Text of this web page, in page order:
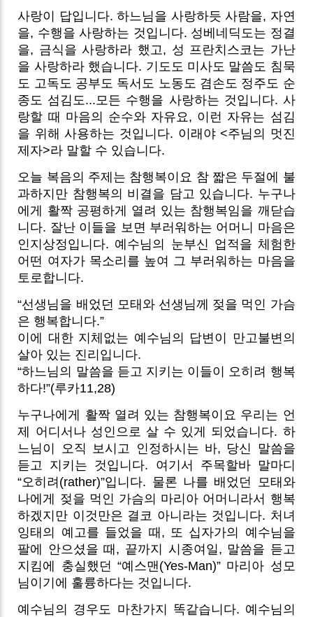
사랑이 답입니다. 하느님을 사랑하듯 사람을, 자연
을, 수행을 사랑하는 것입니다. 성베네딕도는 정결
을, 금식을 사랑하라 했고, 성 프란치스코는 가난
을 사랑하라 했습니다. 기도도 미사도 말씀도 침묵
도 고독도 공부도 독서도 노동도 겸손도 정주도 순
종도 섬김도...모든 수행을 사랑하는 것입니다. 사
랑할 때 마음의 순수와 자유요, 이런 자유는 섬김
을 위해 사용하는 것입니다. 이래야 <주님의 멋진
제자>라 말할 수 있습니다.
오늘 복음의 주제는 참행복이요 참 짧은 두절에 불
과하지만 참행복의 비결을 담고 있습니다. 누구나
에게 활짝 공평하게 열려 있는 참행복임을 깨닫습
니다. 잘난 이들을 보면 부러워하는 어머니 마음은
인지상정입니다. 예수님의 눈부신 업적을 체험한
어떤 여자가 목소리를 높여 그 부러워하는 마음을
토로합니다.
“선생님을 배었던 모태와 선생님께 젖을 먹인 가슴
은 행복합니다.”
이에 대한 지체없는 예수님의 답변이 만고불변의
살아 있는 진리입니다.
“하느님의 말씀을 듣고 지키는 이들이 오히려 행복
하다!”(루카11,28)
누구나에게 활짝 열려 있는 참행복이요 우리는 언
제 어디서나 성인으로 살 수 있게 되었습니다. 하
느님이 오직 보시고 인정하시는 바, 당신 말씀을
듣고 지키는 것입니다. 여기서 주목할바 말마디
“오히려(rather)”입니다. 물론 나를 배었던 모태와
나에게 젖을 먹인 가슴의 마리아 어머니라서 행복
하겠지만 이것만은 결코 아니라는 것입니다. 처녀
잉태의 예고를 들었을 때, 또 십자가의 예수님을
팔에 안으셨을 때, 끝까지 시종여일, 말씀을 듣고
지킴에 충실했던 “예스맨(Yes-Man)” 마리아 성모
님이기에 훌륭하다는 것입니다.
예수님의 경우도 마찬가지 똑같습니다. 예수님의